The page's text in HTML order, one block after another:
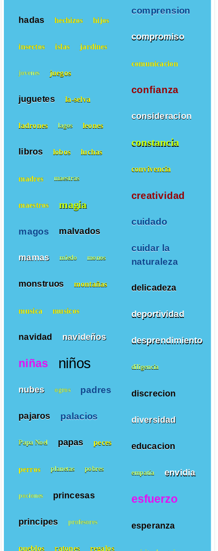
comprension
compromiso
comunicacion
confianza
consideracion
constancia
convivencia
creatividad
cuidado
cuidar la
naturaleza
delicadeza
deportividad
desprendimiento
diligencia
discrecion
diversidad
educacion
empatía envidia
esfuerzo
esperanza
hadas hechizos hijos
insectos islas jardines
jovenes juegos
juguetes la-selva
ladrones lagos leones
libros lobos luchas
madres maestras
maestros magia
magos malvados
mamas miedo monos
monstruos montañas
musica musicos
navidad navideños
niñas niños
nubes ogros padres
pajaros palacios
Papa Noel papas peces
perros planetas pobres
pociones princesas
principes profesores
pueblos ratones regalos